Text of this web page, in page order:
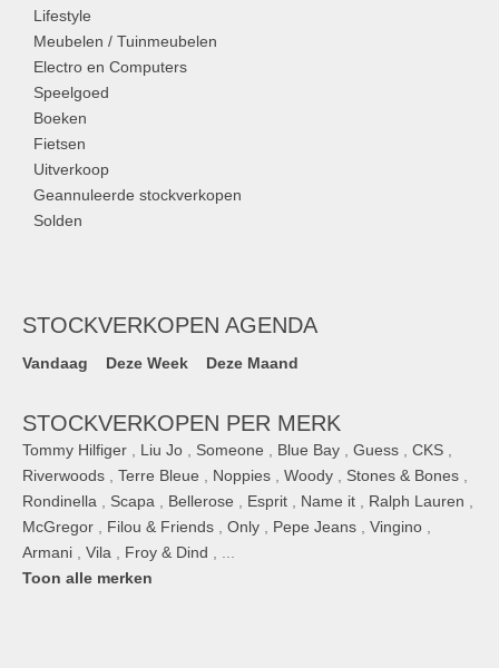
Lifestyle
Meubelen / Tuinmeubelen
Electro en Computers
Speelgoed
Boeken
Fietsen
Uitverkoop
Geannuleerde stockverkopen
Solden
STOCKVERKOPEN AGENDA
Vandaag Deze Week Deze Maand
STOCKVERKOPEN PER MERK
Tommy Hilfiger Liu Jo Someone Blue Bay Guess CKS
Riverwoods
Terre Bleue Noppies Woody Stones & Bones
Rondinella
Scapa Bellerose Esprit Name it Ralph Lauren
McGregor
Filou & Friends Only Pepe Jeans Vingino
Armani
Vila Froy & Dind
Toon alle merken